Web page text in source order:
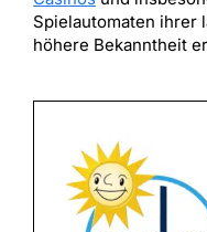
Spielautomaten ihrer
höhere Bekanntheit